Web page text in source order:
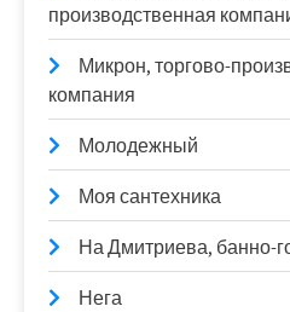
производственная
Микрон, торгово-
компания
Молодежный
Моя сантехника
На Дмитриева, банно-
Нега